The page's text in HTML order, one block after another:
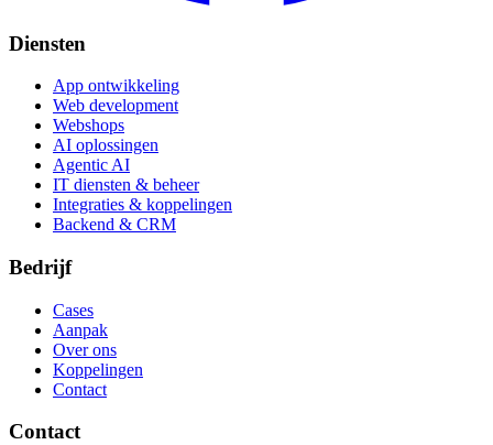
Diensten
App ontwikkeling
Web development
Webshops
AI oplossingen
Agentic AI
IT diensten & beheer
Integraties & koppelingen
Backend & CRM
Bedrijf
Cases
Aanpak
Over ons
Koppelingen
Contact
Contact